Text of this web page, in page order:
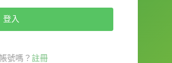
worried that he might get picked on.
登入
號嗎？ 註冊